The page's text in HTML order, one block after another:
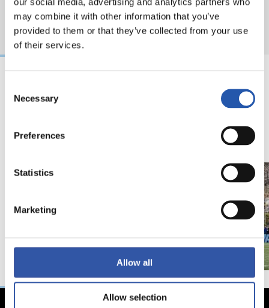
may combine it with other information that you’ve
provided to them or that they’ve collected from your use
of their services.
Selection
Necessary
Preferences
Statistics
Marketing
Allow all
Allow selection
18/02/2026
马年将为我们带来好
运" | 中国新年
29/12/2025